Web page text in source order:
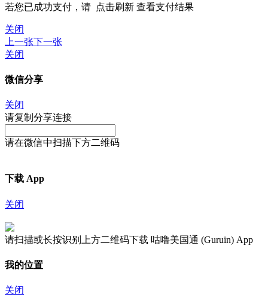
若您已成功支付，请 点击刷新 查看支付结果
关闭
上一张下一张
关闭
微信分享
关闭
请复制分享连接
请在微信中扫描下方二维码
下载 App
关闭
请扫描或长按识别上方二维码下载 咕噜美国通 (Guruin) App
我的位置
关闭